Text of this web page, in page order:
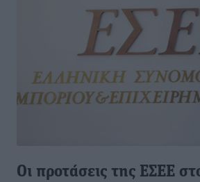
Οι προτάσεις της ΕΣΕΕ